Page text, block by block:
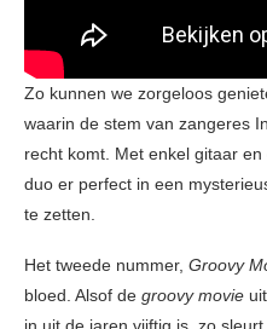
Zo kunnen we zorgeloos
waarin de stem van zangeres
recht komt. Met enkel gitaar
duo er perfect in een
te zetten.
Het tweede nummer, Groovy
bloed. Alsof de groovy movie